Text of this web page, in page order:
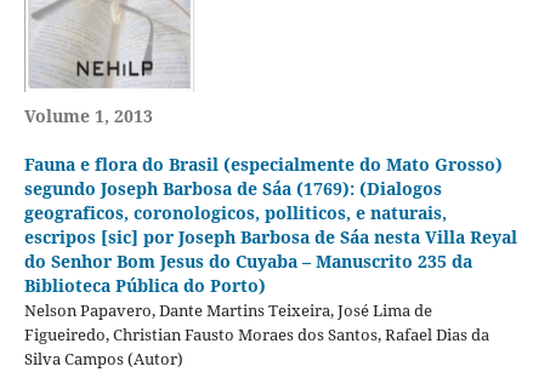
Volume 1, 2013
Fauna e flora do Brasil (especialmente do Mato Grosso)
segundo Joseph Barbosa de Sáa (1769): (Dialogos
geograficos, coronologicos, polliticos, e naturais,
escripos [sic] por Joseph Barbosa de Sáa nesta Villa Reyal
do Senhor Bom Jesus do Cuyaba – Manuscrito 235 da
Biblioteca Pública do Porto)
Nelson Papavero, Dante Martins Teixeira, José Lima de
Figueiredo, Christian Fausto Moraes dos Santos, Rafael Dias da
Silva Campos (Autor)